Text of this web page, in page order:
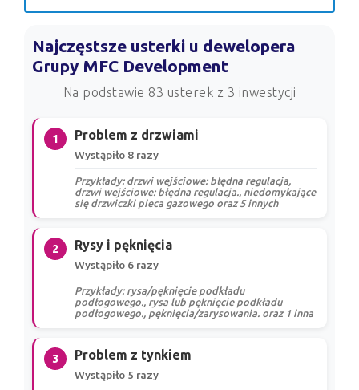
Najczęstsze usterki u dewelopera
Grupy MFC Development
Na podstawie 83 usterek z 3 inwestycji
1 Problem z drzwiami
Wystąpiło 8 razy
Przykłady: drzwi wejściowe: błędna regulacja,
drzwi wejściowe: błędna regulacja., niedomykające
się drzwiczki pieca gazowego oraz 5 innych
2 Rysy i pęknięcia
Wystąpiło 6 razy
Przykłady: rysa/pęknięcie podkładu
podłogowego., rysa lub pęknięcie podkładu
podłogowego., pęknięcia/zarysowania. oraz 1 inna
3 Problem z tynkiem
Wystąpiło 5 razy